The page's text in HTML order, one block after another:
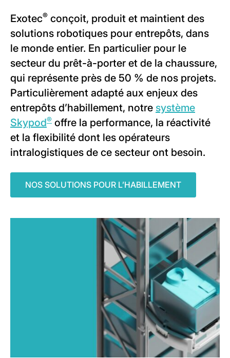
Exotec® conçoit, produit et maintient des
solutions robotiques pour entrepôts, dans
le monde entier. En particulier pour le
secteur du prêt-à-porter et de la chaussure,
qui représente près de 50 % de nos projets.
Particulièrement adapté aux enjeux des
entrepôts d’habillement, notre système
Skypod® offre la performance, la réactivité
et la flexibilité dont les opérateurs
intralogistiques de ce secteur ont besoin.
NOS SOLUTIONS POUR L’HABILLEMENT